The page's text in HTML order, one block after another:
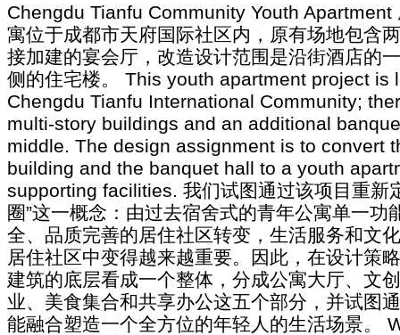
Chengdu Tianfu Community Youth Apartment
寓位于成都市天府国际社区内，原有场地包含
接加建的宴会厅，改造设计范围是沿街酒店的
侧的住宅楼。 This youth apartment project is
Chengdu Tianfu International Community;
multi-story buildings and an additional
middle. The design assignment is to convert
building and the banquet hall to a youth
supporting facilities. 我们试图通过该项目重新
圈”这一概念：由过去宿舍式的青年公寓单一功
全、品质完善的居住社区转变，生活服务和文
居住社区中变得越来越重要。因此，在设计策
建筑的底层看成一个整体，分成公寓大厅、文
业、美食集合和共享办公这五个部分，并试图
能融合塑造一个全方位的年轻人的生活场景。